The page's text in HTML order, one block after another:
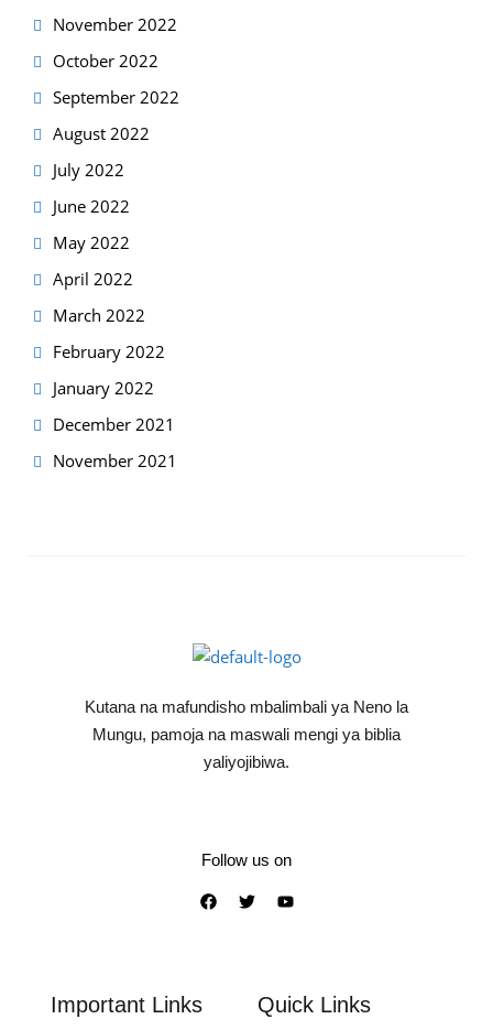
November 2022
October 2022
September 2022
August 2022
July 2022
June 2022
May 2022
April 2022
March 2022
February 2022
January 2022
December 2021
November 2021
Kutana na mafundisho mbalimbali ya Neno la
Mungu, pamoja na maswali mengi ya biblia
yaliyojibiwa.
Follow us on
Important Links Quick Links